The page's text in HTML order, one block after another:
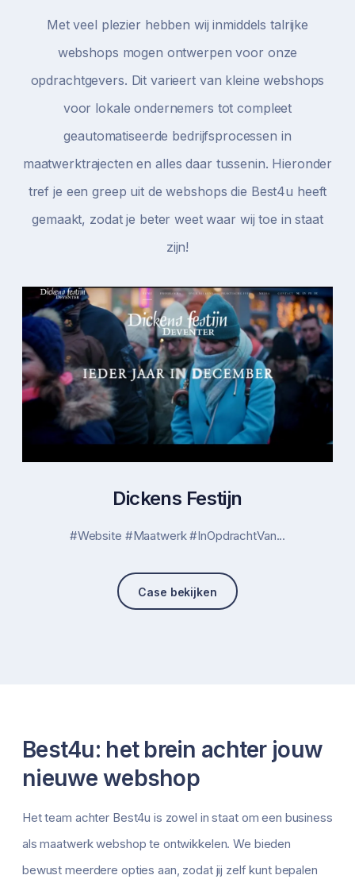
Met veel plezier hebben wij inmiddels talrijke
webshops mogen ontwerpen voor onze
opdrachtgevers. Dit varieert van kleine webshops
voor lokale ondernemers tot compleet
geautomatiseerde bedrijfsprocessen in
maatwerktrajecten en alles daar tussenin. Hieronder
tref je een greep uit de webshops die Best4u heeft
gemaakt, zodat je beter weet waar wij toe in staat
zijn!
GOOS Makelaardij
#Website #Maatwerk #Realworks...
Case bekijken
Best4u: het brein achter jouw
nieuwe webshop
Het team achter Best4u is zowel in staat om een business
als maatwerk webshop te ontwikkelen. We bieden
bewust meerdere opties aan, zodat jij zelf kunt bepalen